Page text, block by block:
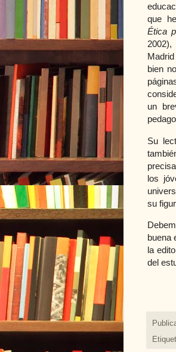
que
Ética
2002),
bien
un
Su
los
su
buena
la
del